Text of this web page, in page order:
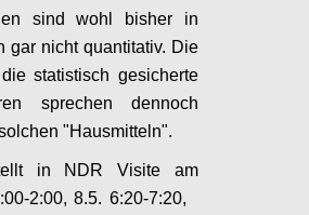
sind wohl bisher in
gar nicht quantitativ. Die
statistisch gesicherte
sprechen dennoch
"Hausmitteln".
in NDR Visite am
2:00, 8.5. 6:20-7:20,